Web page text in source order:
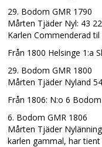
29. Bodom GMR 1790
Mårten Tjäder Nyl: 43
Karlen Commenderad til
Från 1800 Helsinge 1:a
29. Bodom GMR 1800
Mårten Tjäder Nyland
Från 1806: N:o 6
6. Bodom GMR 1806
Mårten Tjäder
karlen gammal, har